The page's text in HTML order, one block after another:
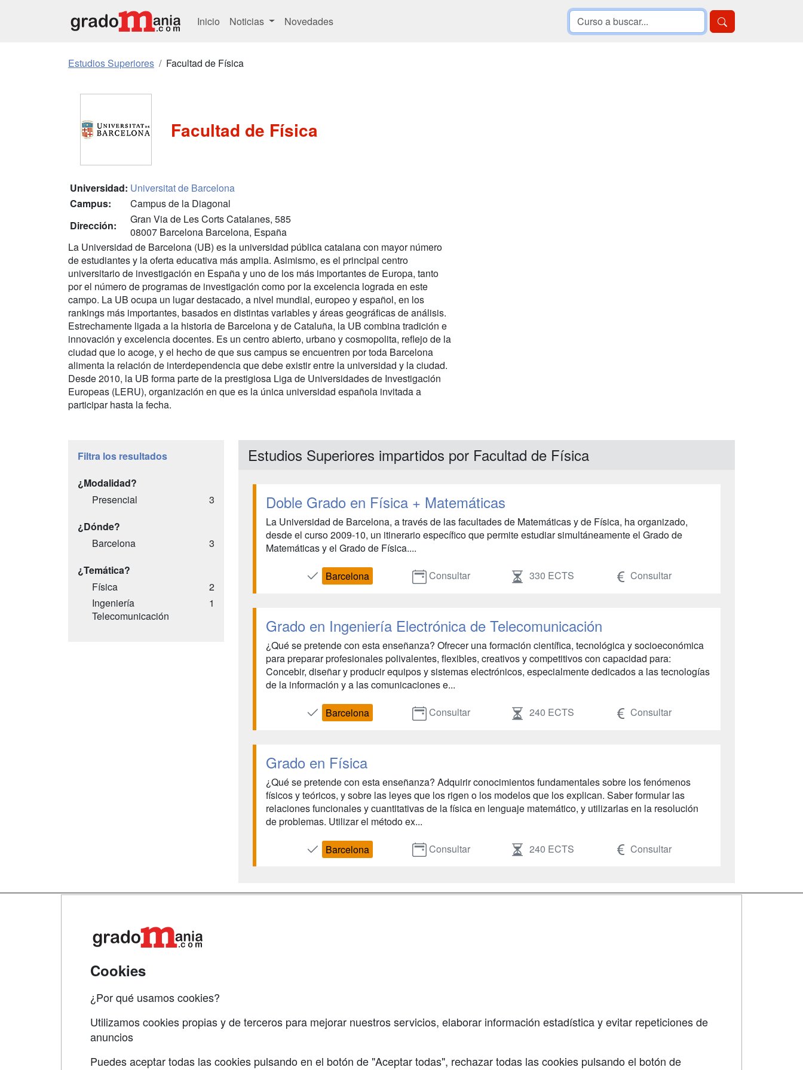
Inicio Noticias Novedades
Estudios Superiores Facultad de Física
Facultad de Física
Universidad: Universitat de Barcelona
Campus:
Campus de la Diagonal
Dirección:
Gran Via de Les Corts Catalanes, 585
08007 Barcelona Barcelona, España
La Universidad de Barcelona (UB) es la universidad pública catalana con mayor número
de estudiantes y la oferta educativa más amplia. Asimismo, es el principal centro
universitario de investigación en España y uno de los más importantes de Europa, tanto
por el número de programas de investigación como por la excelencia lograda en este
campo. La UB ocupa un lugar destacado, a nivel mundial, europeo y español, en los
rankings más importantes, basados en distintas variables y áreas geográficas de análisis.
Estrechamente ligada a la historia de Barcelona y de Cataluña, la UB combina tradición e
innovación y excelencia docentes. Es un centro abierto, urbano y cosmopolita, reflejo de la
ciudad que lo acoge, y el hecho de que sus campus se encuentren por toda Barcelona
alimenta la relación de interdependencia que debe existir entre la universidad y la ciudad.
Desde 2010, la UB forma parte de la prestigiosa Liga de Universidades de Investigación
Europeas (LERU), organización en que es la única universidad española invitada a
participar hasta la fecha.
Filtra los resultados
¿Modalidad?
Presencial
3
¿Dónde?
Barcelona
3
¿Temática?
Física
2
Ingeniería
Telecomunicación
1
Estudios Superiores impartidos por Facultad de Física
Doble Grado en Física + Matemáticas
La Universidad de Barcelona, ​​a través de las facultades de Matemáticas y de Física, ha organizado,
desde el curso 2009-10, un itinerario específico que permite estudiar simultáneamente el Grado de
Matemáticas y el Grado de Física....
Barcelona Consultar 330 ECTS Consultar
Grado en Ingeniería Electrónica de Telecomunicación
¿Qué se pretende con esta enseñanza? Ofrecer una formación científica, tecnológica y socioeconómica
para preparar profesionales polivalentes, flexibles, creativos y competitivos con capacidad para:
Concebir, diseñar y producir equipos y sistemas electrónicos, especialmente dedicados a las tecnologías
de la información y a las comunicaciones e...
Barcelona Consultar 240 ECTS Consultar
Grado en Física
¿Qué se pretende con esta enseñanza? Adquirir conocimientos fundamentales sobre los fenómenos
físicos y teóricos, y sobre las leyes que los rigen o los modelos que los explican. Saber formular las
relaciones funcionales y cuantitativas de la física en lenguaje matemático, y utilizarlas en la resolución
de problemas. Utilizar el método ex...
Barcelona Consultar 240 ECTS Consultar
Cookies
¿Por qué usamos cookies?
Utilizamos cookies propias y de terceros para mejorar nuestros servicios, elaborar información estadística y evitar repeticiones de
anuncios
Puedes aceptar todas las cookies pulsando en el botón de "Aceptar todas", rechazar todas las cookies pulsando el botón de